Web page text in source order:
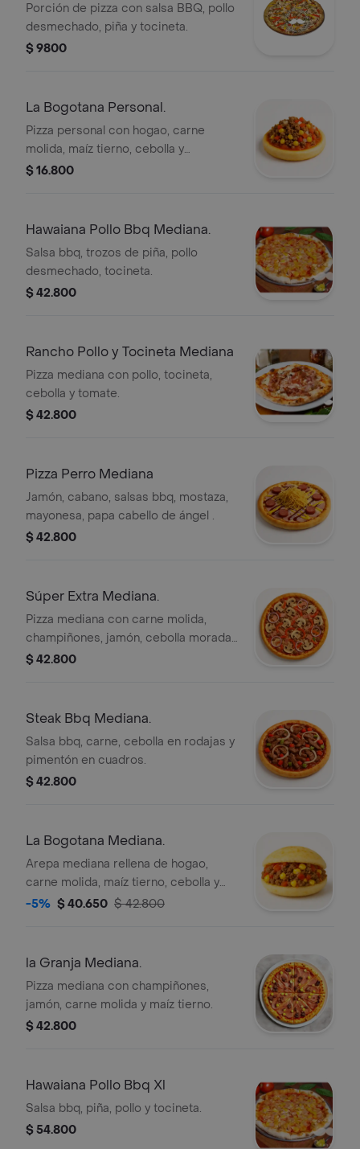
Porción de pizza con salsa BBQ, pollo
desmechado, piña y tocineta.
$ 9800
La Bogotana Personal.
Pizza personal con hogao, carne
molida, maíz tierno, cebolla y
pimentón.
$ 16.800
Hawaiana Pollo Bbq Mediana.
Salsa bbq, trozos de piña, pollo
desmechado, tocineta.
$ 42.800
Rancho Pollo y Tocineta Mediana
Pizza mediana con pollo, tocineta,
cebolla y tomate.
$ 42.800
Pizza Perro Mediana
Jamón, cabano, salsas bbq, mostaza,
mayonesa, papa cabello de ángel .
$ 42.800
Súper Extra Mediana.
Pizza mediana con carne molida,
champiñones, jamón, cebolla morada
y pimentón rojo.
$ 42.800
Steak Bbq Mediana.
Salsa bbq, carne, cebolla en rodajas y
pimentón en cuadros.
$ 42.800
La Bogotana Mediana.
Arepa mediana rellena de hogao,
carne molida, maíz tierno, cebolla y
pimentón.
-5% $ 40.650 $ 42.800
la Granja Mediana.
Pizza mediana con champiñones,
jamón, carne molida y maíz tierno.
$ 42.800
Hawaiana Pollo Bbq Xl
Salsa bbq, piña, pollo y tocineta.
$ 54.800